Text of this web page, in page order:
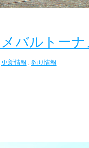
バルトー
更新情報 ,釣り情報